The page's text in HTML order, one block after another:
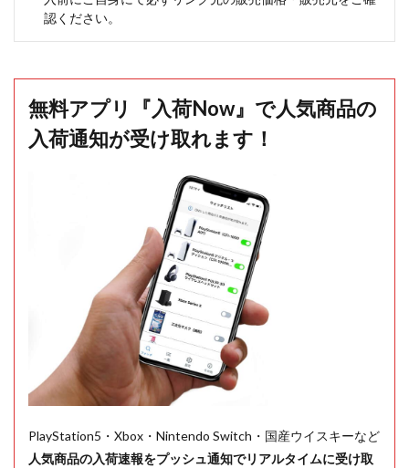
認ください。
無料アプリ『入荷Now』で人気商品の
入荷通知が受け取れます！
PlayStation5・Xbox・Nintendo Switch・国産ウイスキーなど
人気商品の入荷速報をプッシュ通知でリアルタイムに受け取